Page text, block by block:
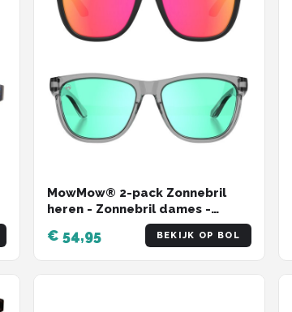
MowMow® 2-pack Zonnebril
heren - Zonnebril dames -
Gepolariseerd - X-CelLens -
ZEUS collectie
€ 54,95 BEKIJK OP BOL